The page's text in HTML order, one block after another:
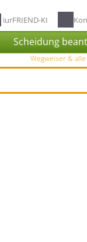
iurFRIEND-KI
Scheidung
Wegweiser &